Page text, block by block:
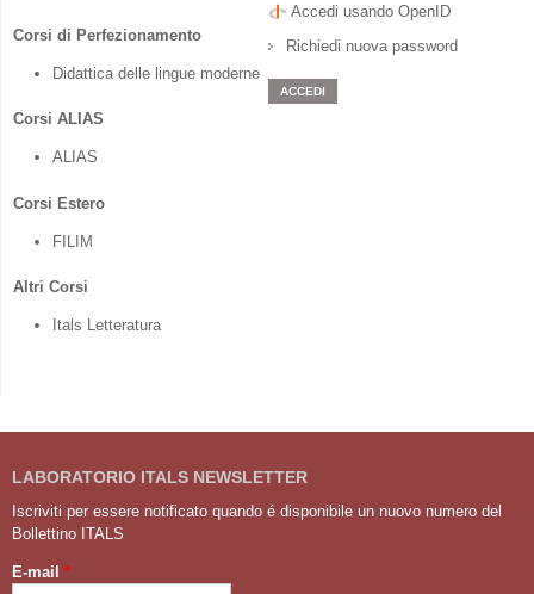
Corsi di Perfezionamento
Didattica delle lingue moderne
Corsi ALIAS
ALIAS
Corsi Estero
FILIM
Altri Corsi
Itals Letteratura
Accedi usando OpenID
Richiedi nuova password
LABORATORIO ITALS NEWSLETTER
Iscriviti per essere notificato quando é disponibile un nuovo numero del
Bollettino ITALS
E-mail *